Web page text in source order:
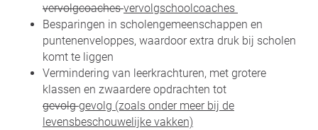
vervolgcoachesvervolgschoolcoaches
Besparingen in scholengemeenschappen en
puntenenveloppes, waardoor extra druk bij scholen
komt te liggen
Vermindering van leerkrachturen, met grotere
klassen en zwaardere opdrachten tot
gevolggevolg (zoals onder meer bij de
levensbeschouwelijke vakken)